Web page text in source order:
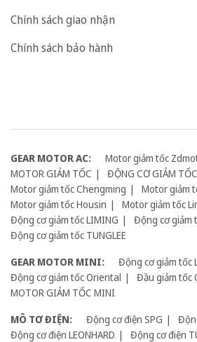
Chính sách giao nhận
Chính sách bảo hành
GEAR MOTOR AC:
Motor giảm tốc
MOTOR GIẢM TỐC
ĐỘNG CƠ GIẢM TỐC
Motor giảm tốc Chengming
Motor giảm
Motor giảm tốc Housin
Motor giảm tốc
Động cơ giảm tốc LIMING
Động cơ giảm
Động cơ giảm tốc TUNGLEE
GEAR MOTOR MINI:
Động cơ giảm tốc
Động cơ giảm tốc Oriental
Đầu giảm tốc
MOTOR GIẢM TỐC MINI
MÔ TƠ ĐIỆN:
Động cơ điện SPG
Động cơ điện LEONHARD
Động cơ điện